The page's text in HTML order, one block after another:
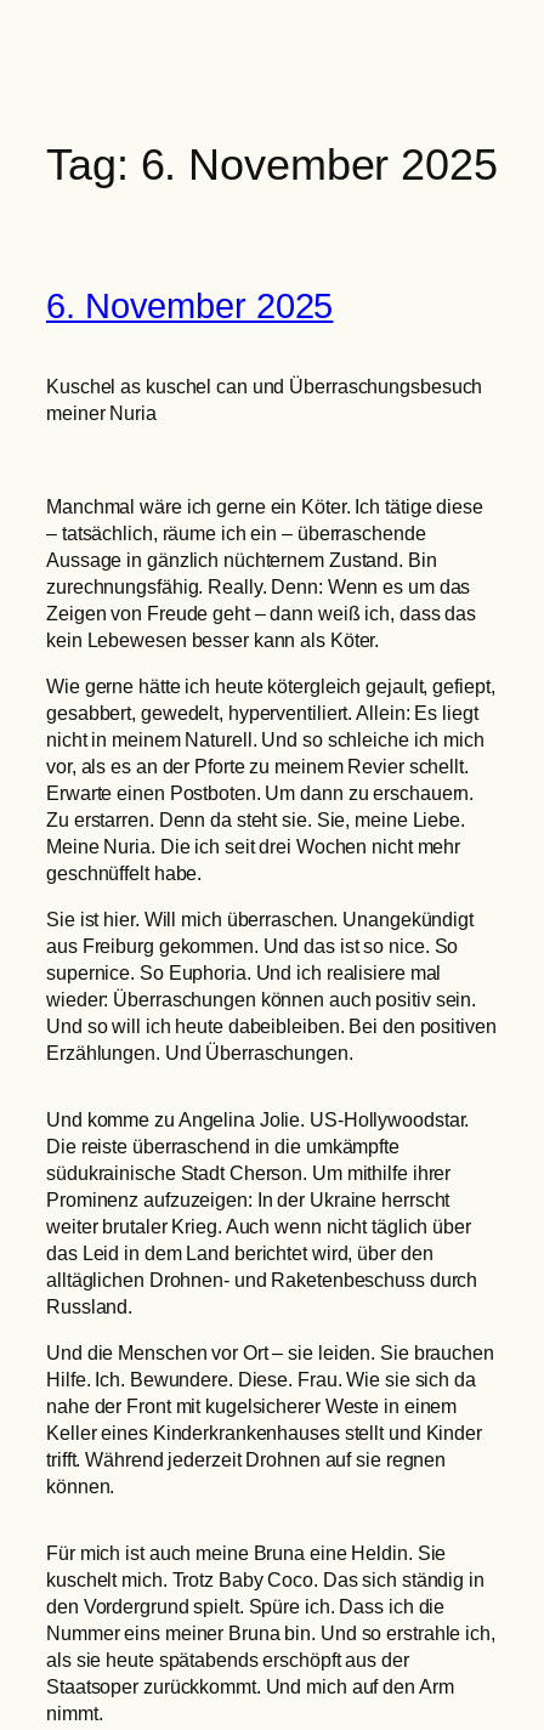
Tag: 6. November 2025
6. November 2025
Kuschel as kuschel can und Überraschungsbesuch
meiner Nuria
Manchmal wäre ich gerne ein Köter. Ich tätige diese
– tatsächlich, räume ich ein – überraschende
Aussage in gänzlich nüchternem Zustand. Bin
zurechnungsfähig. Really. Denn: Wenn es um das
Zeigen von Freude geht – dann weiß ich, dass das
kein Lebewesen besser kann als Köter.
Wie gerne hätte ich heute kötergleich gejault, gefiept,
gesabbert, gewedelt, hyperventiliert. Allein: Es liegt
nicht in meinem Naturell. Und so schleiche ich mich
vor, als es an der Pforte zu meinem Revier schellt.
Erwarte einen Postboten. Um dann zu erschauern.
Zu erstarren. Denn da steht sie. Sie, meine Liebe.
Meine Nuria. Die ich seit drei Wochen nicht mehr
geschnüffelt habe.
Sie ist hier. Will mich überraschen. Unangekündigt
aus Freiburg gekommen. Und das ist so nice. So
supernice. So Euphoria. Und ich realisiere mal
wieder: Überraschungen können auch positiv sein.
Und so will ich heute dabeibleiben. Bei den positiven
Erzählungen. Und Überraschungen.
Und komme zu Angelina Jolie. US-Hollywoodstar.
Die reiste überraschend in die umkämpfte
südukrainische Stadt Cherson. Um mithilfe ihrer
Prominenz aufzuzeigen: In der Ukraine herrscht
weiter brutaler Krieg. Auch wenn nicht täglich über
das Leid in dem Land berichtet wird, über den
alltäglichen Drohnen- und Raketenbeschuss durch
Russland.
Und die Menschen vor Ort – sie leiden. Sie brauchen
Hilfe. Ich. Bewundere. Diese. Frau. Wie sie sich da
nahe der Front mit kugelsicherer Weste in einem
Keller eines Kinderkrankenhauses stellt und Kinder
trifft. Während jederzeit Drohnen auf sie regnen
können.
Für mich ist auch meine Bruna eine Heldin. Sie
kuschelt mich. Trotz Baby Coco. Das sich ständig in
den Vordergrund spielt. Spüre ich. Dass ich die
Nummer eins meiner Bruna bin. Und so erstrahle ich,
als sie heute spätabends erschöpft aus der
Staatsoper zurückkommt. Und mich auf den Arm
nimmt.